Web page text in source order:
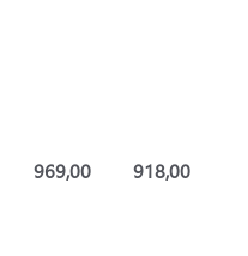
969,00 918,00